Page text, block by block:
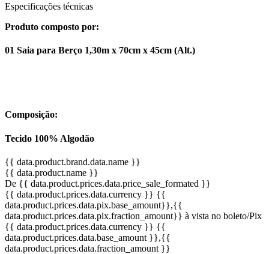
Especificações técnicas
Produto composto por:
01 Saia para Berço 1,30m x 70cm x 45cm (Alt.)
Composição:
Tecido 100% Algodão
{{ data.product.brand.data.name }}
{{ data.product.name }}
De {{ data.product.prices.data.price_sale_formated }}
{{ data.product.prices.data.currency }} {{
data.product.prices.data.pix.base_amount}},{{
data.product.prices.data.pix.fraction_amount}} à vista no boleto/Pix
{{ data.product.prices.data.currency }} {{
data.product.prices.data.base_amount }},{{
data.product.prices.data.fraction_amount }}